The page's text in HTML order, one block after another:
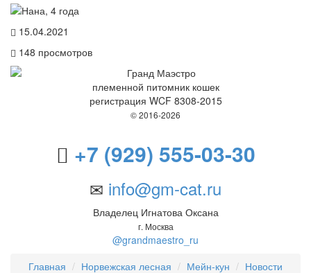
15.04.2021
148 просмотров
племенной питомник кошек
регистрация WCF 8308-2015
© 2016-2026
+7 (929) 555-03-30
info@gm-cat.ru
Владелец Игнатова Оксана
г. Москва
@grandmaestro_ru
Главная
Норвежская лесная Мейн-кун Новости